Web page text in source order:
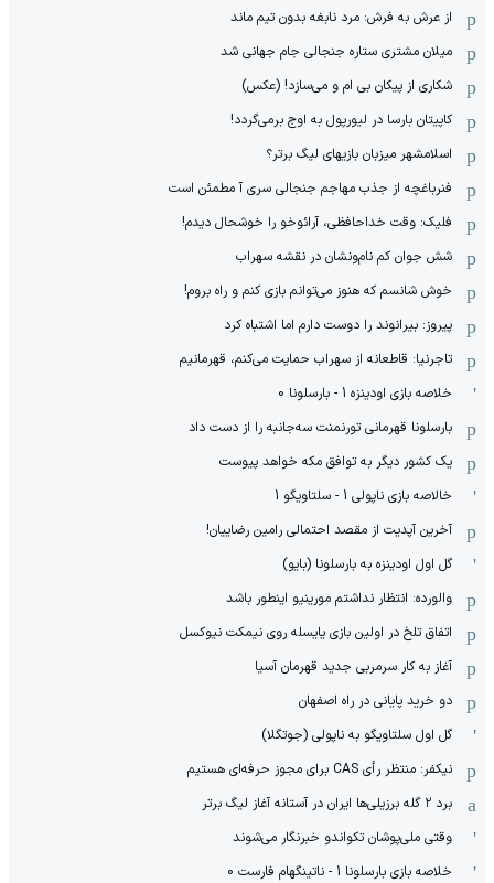
از عرش به فرش: مرد نابغه‌ بدون تیم ماند
میلان مشتری ستاره جنجالی جام جهانی شد
شکاری از پیکان بی ام و می‌سازد! (عکس)
کاپیتان بارسا در لیورپول به اوج برمی‌گردد!
اسلامشهر میزبان بازیهای لیگ برتر؟
فنرباغچه از جذب مهاجم جنجالی سری آ مطمئن است
فلیک: وقت خداحافظی، آرائوخو را خوشحال دیدم!
شش جوان کم نام‌و‌نشان در نقشه سهراب
خوش شانسم که هنوز می‌توانم بازی کنم و راه بروم!
پیروز: بیرانوند را دوست دارم اما اشتباه کرد
تاجرنیا: قاطعانه از سهراب حمایت می‌کنم، قهرمانیم
خلاصه بازی اودینزه 1 - بارسلونا 0
بارسلونا قهرمانی تورنمنت سه‌جانبه را از دست داد
یک کشور دیگر به توافق مکه خواهد پیوست
خالاصه بازی ناپولی 1 - سلتاویگو 1
آخرین آپدیت از مقصد احتمالی رامین رضاییان!
گل اول اودینزه به بارسلونا (بایو)
والورده: انتظار نداشتم مورینیو اینطور باشد
اتفاق تلخ در اولین بازی یایسله روی نیمکت نیوکسل
آغاز به کار سرمربی جدید قهرمان آسیا
دو خرید پایانی در راه اصفهان
گل اول سلتاویگو به ناپولی (جوتگلا)
نیکفر: منتظر رأی CAS برای مجوز حرفه‌ای هستیم
برد ۲ گله برزیلی‌ها ایران در آستانه آغاز لیگ برتر
وقتی ملی‌پوشان تکواندو خبرنگار می‌شوند
خلاصه بازی بارسلونا 1 - ناتینگهام فارست 0